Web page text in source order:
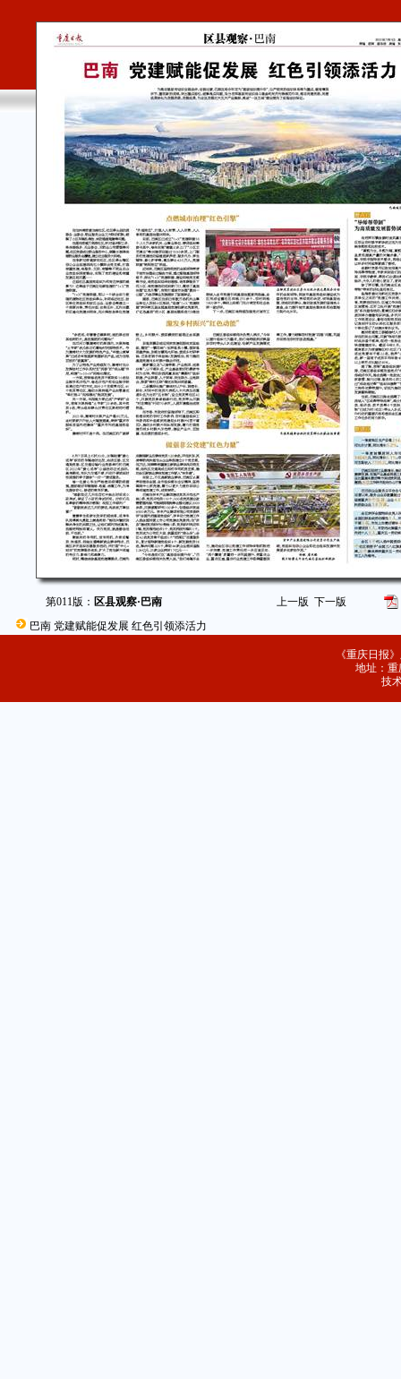
第011版： 区县观察·巴南 上一版 下一版
巴南 党建赋能促发展 红色引领添活力
《重庆日报
地址：重
技